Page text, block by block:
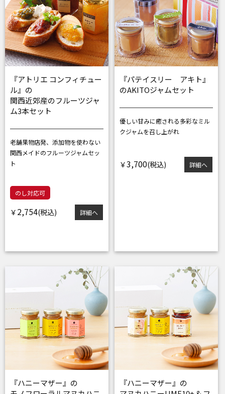
『アトリエ コンフィチュー
ル』の
関西近郊産のフルーツジャ
ム3本セット
老舗果物店発、添加物を使わない
関西メイドのフルーツジャムセッ
ト
のし対応可
￥ 2,754 詳細へ
『パテイスリー アキト』
のAKITOジャムセット
優しい甘みに癒される多彩なミル
クジャムを召し上がれ
￥3,700 詳細へ
『ハニーマザー』の
『ハニーマザー』の